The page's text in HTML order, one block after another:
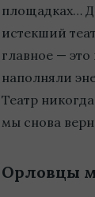
площадках…
истекший
главное —
наполняли
Театр
мы снова
Орловцы